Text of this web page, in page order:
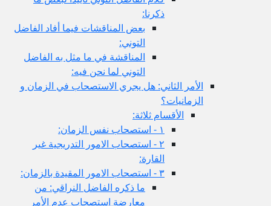
ذكرنا:
بعض المناقشات فيما أفاد الفاضل
التوني:
المناقشة في ما مثل به الفاضل
التوني لما نحن فيه:
الأمر الثاني: هل يجري الاستصحاب في الزمان و
الزمانيات؟
الأقسام ثلاثة:
١ - استصحاب نفس الزمان:
٢ - استصحاب الامور التدريجية غير
القارة:
٣ - استصحاب الامور المقيدة بالزمان:
ما ذكره الفاضل النراقي: من
معارضة استصحاب عدم الأمر